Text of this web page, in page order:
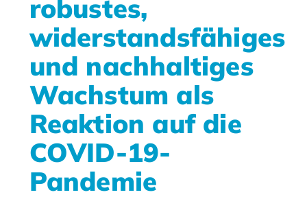
robustes,
widerstandsfähiges
und nachhaltiges
Wachstum als
Reaktion auf die
COVID-19-
Pandemie